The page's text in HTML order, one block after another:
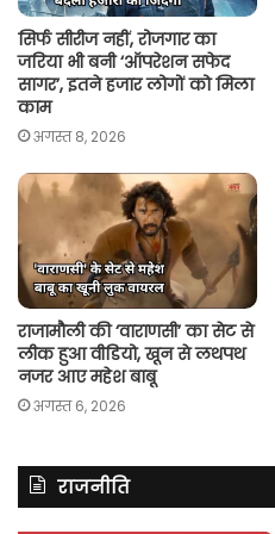
सिर्फ सीरीज नहीं, रोजगार का
जरिया भी बनी ‘ऑपरेशन सफेद
सागर’, इतने हजार लोगों को मिला
काम
अगस्त 8, 2026
राजामौली की ‘वाराणसी’ का सेट से
लीक हुआ वीडियो, खून से लथपथ
नजर आए महेश बाबू
अगस्त 6, 2026
राजनीति